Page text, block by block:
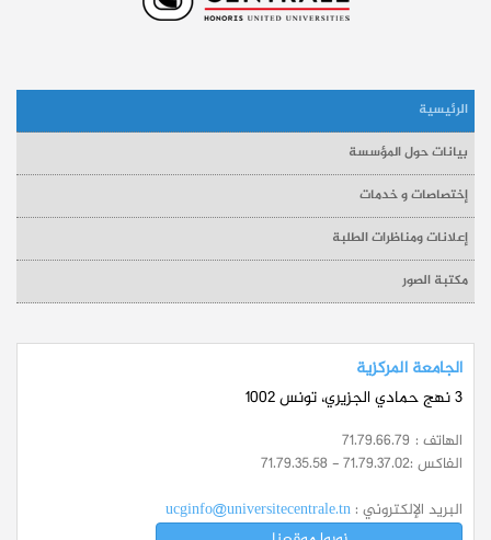
الرئيسية
بيانات حول المؤسسة
إختصاصات و خدمات
إعلانات ومناظرات الطلبة
مكتبة الصور
الجامعة المركزية
3 نهج حمادي الجزيري، تونس 1002
الهاتف : 71.79.66.79
الفاكس :71.79.35.58 - 71.79.37.02
البريد الإلكتروني : ucginfo@universitecentrale.tn